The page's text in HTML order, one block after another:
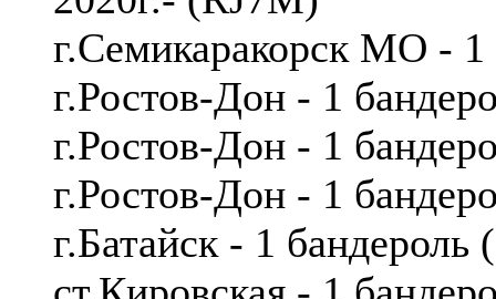
г.Семикаракорск МО - 1
г.Ростов-Дон - 1
г.Ростов-Дон - 1
г.Ростов-Дон - 1
г.Батайск - 1